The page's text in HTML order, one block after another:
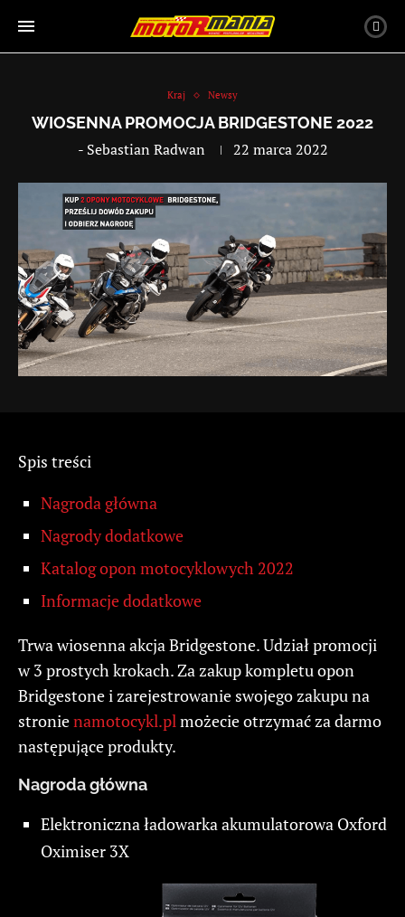
Kraj Newsy
WIOSENNA PROMOCJA BRIDGESTONE 2022
- Sebastian Radwan 22 marca 2022
Spis treści
Nagroda główna
Nagrody dodatkowe
Katalog opon motocyklowych 2022
Informacje dodatkowe
Trwa wiosenna akcja Bridgestone. Udział promocji
w 3 prostych krokach. Za zakup kompletu opon
Bridgestone i zarejestrowanie swojego zakupu na
stronienamotocykl.pl możecie otrzymać za darmo
następujące produkty.
Nagroda główna
Elektroniczna ładowarka akumulatorowa Oxford
Oximiser 3X